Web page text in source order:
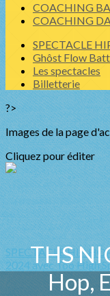
COACHING
COACHING
SPECTACLE
Ghôst Flow
Les spectacles
Billetterie
?>
Images de la page
Cliquez pour éditer
SPECTACLE HIP
2024 avec Too High
THS
Hop,